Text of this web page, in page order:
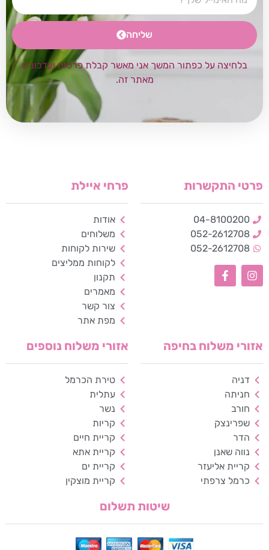
שליחה
בלחיצה על כפתור המשך אני מאשר קבלת פרסום ועדכונים
מאתר זה.
פרטי התקשרות
04-8100200
052-2612708
052-2612708
פרחי איילת
אודות
משלוחים
שירות לקוחות
לקוחות ממליצים
תקנון
מאמרים
צור קשר
מפת אתר
אזורי משלוח בחיפה
דניה
חניתה
חורב
שפרינצק
הדר
נווה שאנן
קריית אליעזר
כרמל צרפתי
אזורי משלוח נוספים
טירת הכרמל
עתלית
נשר
קריות
קריית חיים
קריית אתא
קריית ים
קריית מוצקין
שיטות תשלום
כלי נגישות
ניגודיות הפוכה
הדגשת קישורים
פונט קריא
ריווח טקסט